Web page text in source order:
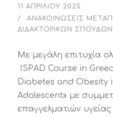
11 ΑΠΡΙΛΊΟΥ 2025
ΑΝΑΚΟΙΝΏΣΕΙΣ
ΔΙΔΑΚΤΟΡΙΚΏΝ ΣΠΟΥΔΏΝ
Με μεγάλη επιτυχία
ISPAD Course in
Diabetes and Obesity
Adolescent» με
επαγγελματιών